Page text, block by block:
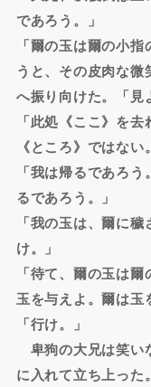
であろう。」
「爾の玉は爾の小
うと、その皮肉な
へ振り向けた。「見
「此処《ここ》を
《ところ》ではない
「我は帰るであろ
るであろう。」
「我の玉は、爾に
け。」
「待て、爾の玉は
玉を与えよ。爾は玉
「行け。」
卑狗の大兄は笑い
に入れて立ち上った。